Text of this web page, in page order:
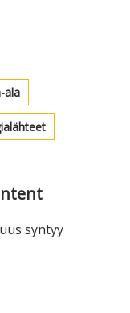
ala
syntyy